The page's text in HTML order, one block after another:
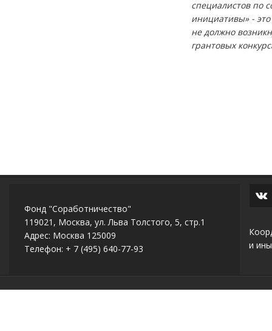
специалистов по
инициативы» -
не должно
грантовых
Фонд "Соработничество"
119021, Москва, ул. Льва Толстого, 5, стр.1
Адрес: Москва 125009
Телефон: + 7 (495) 640-77-93
и